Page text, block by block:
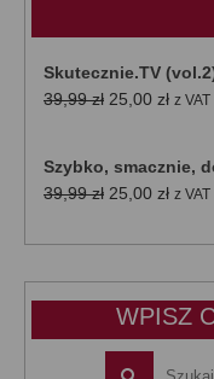
Skutecznie.TV
39,99zł Pierwotna
39,99 zł.
25,00 zł
25,00
z VAT
Szybko, smacznie,
39,99zł Pierwotna
wynosiła:
25,00 zł z VAT
WPISZ